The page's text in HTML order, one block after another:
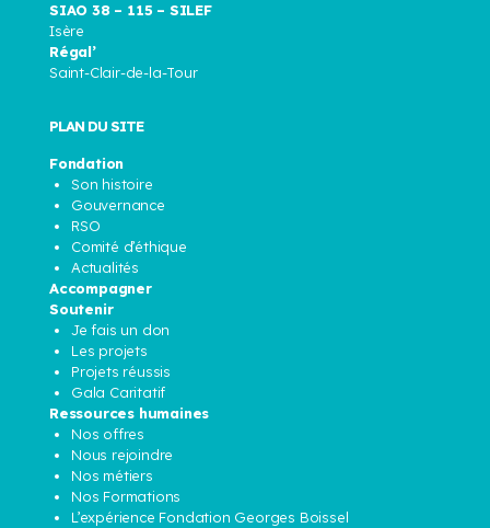
SIAO 38 – 115 – SILEF
Isère
Régal’
Saint-Clair-de-la-Tour
PLAN DU SITE
Fondation
Son histoire
Gouvernance
RSO
Comité d’éthique
Actualités
Accompagner
Soutenir
Je fais un don
Les projets
Projets réussis
Gala Caritatif
Ressources humaines
Nos offres
Nous rejoindre
Nos métiers
Nos Formations
L’expérience Fondation Georges Boissel